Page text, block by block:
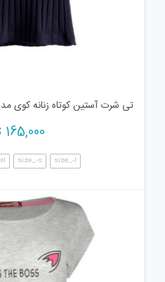
تی شرت آستین کوتاه زنانه کوی مدل دهه 90
165,000
size_-l
size_-s